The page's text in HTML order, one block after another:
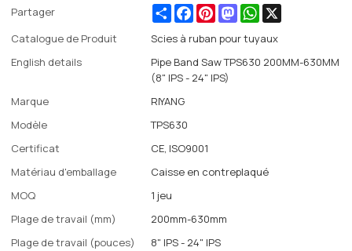
Partager ShareFacebook
PinterestMastodonWhatsApp
Catalogue de Produit
Scies à ruban pour tuyaux
English details
Pipe Band Saw TPS630 200MM-630MM
(8" IPS - 24" IPS)
Marque
RIYANG
Modèle
TPS630
Certificat
CE, ISO9001
Matériau d'emballage
Caisse en contreplaqué
MOQ
1 jeu
Plage de travail (mm)
200mm-630mm
Plage de travail (pouces)
8" IPS - 24" IPS